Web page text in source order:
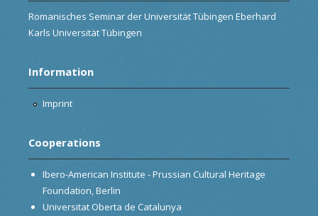
Romanisches Seminar der Universität Tübingen Eberhard
Karls Universität Tübingen
Information
Imprint
Cooperations
Ibero-American Institute - Prussian Cultural Heritage
Foundation, Berlin
Universitat Oberta de Catalunya